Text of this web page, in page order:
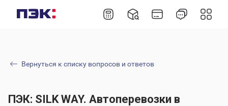
Вернуться к списку вопросов и ответов
ПЭК: SILK WAY. Автоперевозки в